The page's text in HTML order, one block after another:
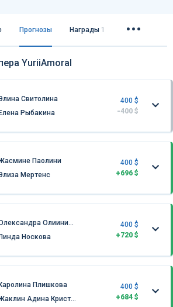
Прогнозы Награды 1
YuriiAmoral
Свитолина
Рыбакина
400 $
-400 $
Паолини
Мертенс
400 $
+696 $
Олииникова
Носкова
400 $
+720 $
Плишкова
Адина Кристиан
400 $
+684 $